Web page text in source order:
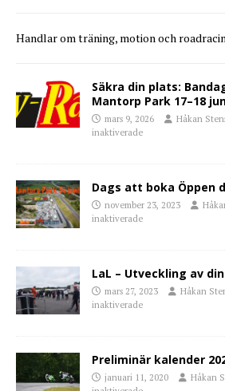
Handlar om träning, motion och
Säkra din plats:
Mantorp Park 17–18
mars 9, 2026 Håkan
inaktiverade
Dags att boka Öppen
november 23, 2023
inaktiverade
LaL – Utveckling av
mars 27, 2023 Håkan
inaktiverade
Preliminär kalender
januari 11, 2020 Håkan